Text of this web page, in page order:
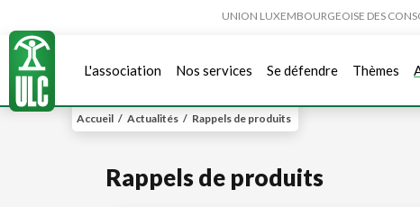
UNION LUXEMBOURGEOISE DES
L'association Nos services Se défendre Thèmes
Accueil / Actualités / Rappels de produits
Rappels de produits